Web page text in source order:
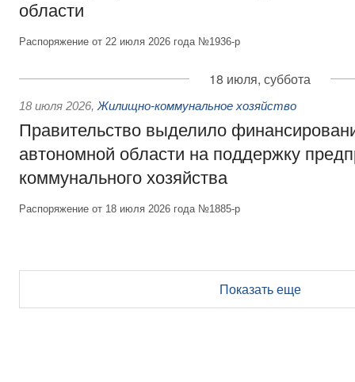
области
Распоряжение от 22 июля 2026 года №1936-р
18 июля, суббота
18 июля 2026, Жилищно-коммунальное хозяйство
Правительство выделило
автономной области на поддержку
коммунального хозяйства
Распоряжение от 18 июля 2026 года №1885-р
Показать еще